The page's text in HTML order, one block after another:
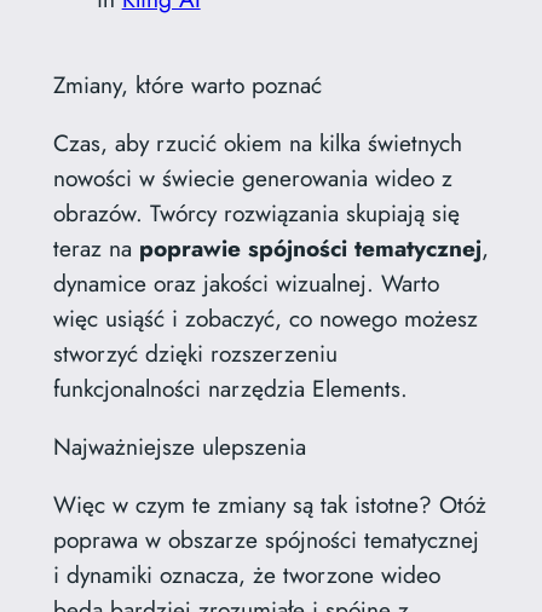
Zmiany, które warto poznać
Czas, aby rzucić okiem na kilka świetnych
nowości w świecie generowania wideo z
obrazów. Twórcy rozwiązania skupiają się
teraz na poprawie spójności tematycznej,
dynamice oraz jakości wizualnej. Warto
więc usiąść i zobaczyć, co nowego możesz
stworzyć dzięki rozszerzeniu
funkcjonalności narzędzia Elements.
Najważniejsze ulepszenia
Więc w czym te zmiany są tak istotne? Otóż
poprawa w obszarze spójności tematycznej
i dynamiki oznacza, że tworzone wideo